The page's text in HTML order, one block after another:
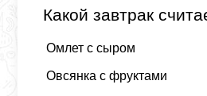
Какой завтрак
Омлет с сыром
Овсянка с фруктами